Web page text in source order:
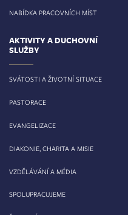
NABÍDKA PRACOVNÍCH MÍST
AKTIVITY A DUCHOVNÍ
SLUŽBY
SVÁTOSTI A ŽIVOTNÍ SITUACE
PASTORACE
EVANGELIZACE
DIAKONIE, CHARITA A MISIE
VZDĚLÁVÁNÍ A MÉDIA
SPOLUPRACUJEME